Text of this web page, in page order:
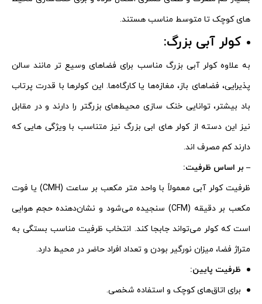
های کوچک تا متوسط مناسب هستند.
کولر آبی بزرگ:
به علاوه کولر آبی بزرگ مناسب برای فضاهای وسیع‌ تر مانند سالن
پذیرایی، فضاهای باز، مغازه‌ها یا کارگاه‌ها. این کولرها با قدرت پرتاب
باد بیشتر، توانایی خنک‌ سازی محیط‌های بزرگتر را دارند و در مقابل
نیز این دسته از کولر های ابی بزرگ نیز متناسب با ویژگی هایی که
دارند کم مصرف اند.
– بر اساس ظرفیت:
ظرفیت کولر آبی معمولاً با واحد متر مکعب بر ساعت (CMH) یا فوت
مکعب بر دقیقه (CFM) سنجیده می‌شود و نشان‌دهنده حجم هوایی
است که کولر می‌تواند جابجا کند. انتخاب ظرفیت مناسب بستگی به
متراژ فضا، میزان نورگیر بودن و تعداد افراد حاضر در محیط دارد.
ظرفیت پایین:
برای اتاق‌های کوچک و استفاده شخصی.